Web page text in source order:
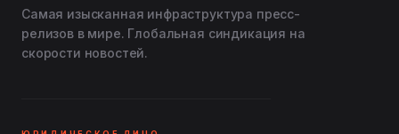
Самая изысканная инфраструктура пресс-
релизов в мире. Глобальная синдикация на
скорости новостей.